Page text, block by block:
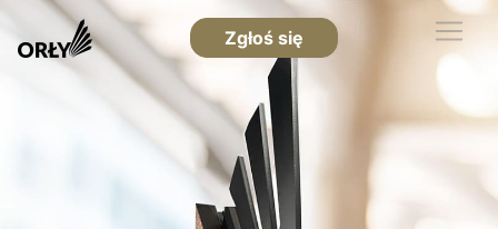
Zgłoś się